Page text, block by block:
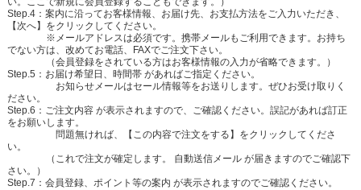
Step.4：案内に沿ってお客様情報、お届け先、お支払方法をご入力いただき、
【次へ】をクリックしてください。
※メールアドレスは必須です。携帯メールもご利用できます。お持ち
でない方は、改めてお電話、FAXでご注文下さい。
（会員登録をされている方はお客様情報の入力が省略できます。）
Step.5：お届け希望日、時間帯 があればご指定ください。
お知らせメールはセール情報等をお送りします。ぜひお受け取りく
ださい。
Step.6：ご注文内容 が表示されますので、ご確認ください。誤記があれば訂正
をお願いします。
問題無ければ、【この内容で注文をする】をクリックしてくださ
い。
（これで注文が確定します。 自動送信メール が届きますのでご確認下
さい。）
Step.7：会員登録、ポイント等の案内 が表示されますのでご確認ください。